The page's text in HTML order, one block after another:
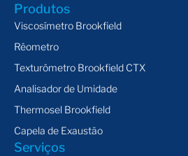
Produtos
Viscosímetro Brookfield
Rêometro
Texturômetro Brookfield CTX
Analisador de Umidade
Thermosel Brookfield
Capela de Exaustão
Serviços